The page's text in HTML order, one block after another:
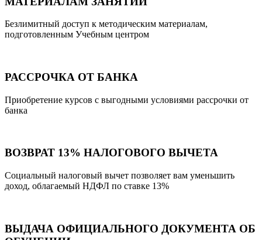
Безлимитный доступ к методическим материалам,
подготовленным Учебным центром
РАССРОЧКА ОТ БАНКА
Приобретение курсов с выгодными условиями рассрочки от
банка
ВОЗВРАТ 13% НАЛОГОВОГО ВЫЧЕТА
Социальный налоговый вычет позволяет вам уменьшить
доход, облагаемый НДФЛ по ставке 13%
ВЫДАЧА ОФИЦИАЛЬНОГО ДОКУМЕНТА ОБ